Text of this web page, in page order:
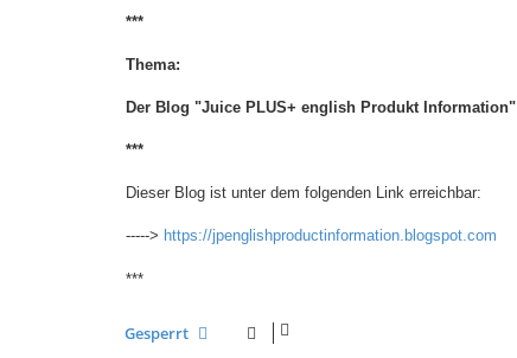
i
a
***
Thema:
Der Blog "Juice PLUS+ english Produkt Information"
***
Dieser Blog ist unter dem folgenden Link erreichbar:
-----> https://jpenglishproductinformation.blogspot.com
***
Gesperrt